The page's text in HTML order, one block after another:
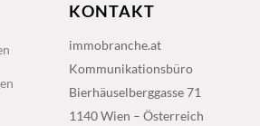
KONTAKT
immobranche.at
Kommunikationsbüro
Bierhäuselberggasse 71
1140 Wien – Österreich